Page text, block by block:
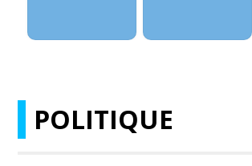
POLITIQUE